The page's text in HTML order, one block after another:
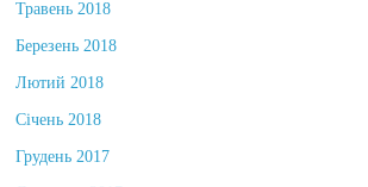
Травень 2018
Березень 2018
Лютий 2018
Січень 2018
Грудень 2017